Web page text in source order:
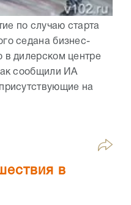
по случаю старта
седана бизнес-
в дилерском центре
сообщили ИА
на
в